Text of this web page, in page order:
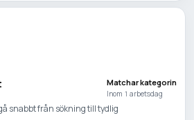
Matchar kategorin
Inom 1 arbetsdag
snabbt från sökning till tydlig